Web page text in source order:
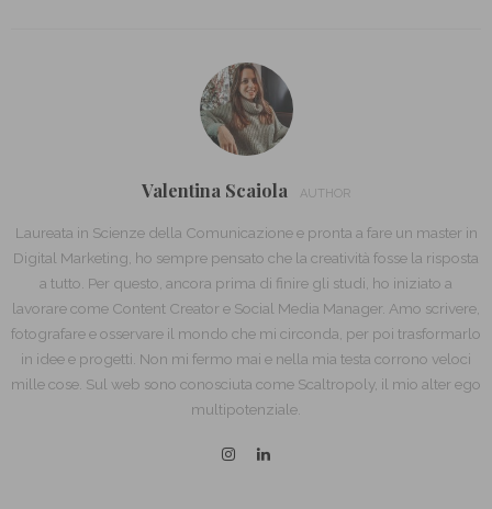
Valentina Scaiola AUTHOR
Laureata in Scienze della Comunicazione e pronta a fare un master in
Digital Marketing, ho sempre pensato che la creatività fosse la risposta
a tutto. Per questo, ancora prima di finire gli studi, ho iniziato a
lavorare come Content Creator e Social Media Manager. Amo scrivere,
fotografare e osservare il mondo che mi circonda, per poi trasformarlo
in idee e progetti. Non mi fermo mai e nella mia testa corrono veloci
mille cose. Sul web sono conosciuta come Scaltropoly, il mio alter ego
multipotenziale.